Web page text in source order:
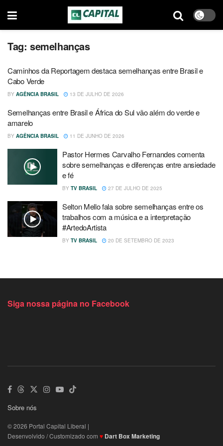
Tag: semelhanças
Caminhos da Reportagem destaca semelhanças entre Brasil e
Cabo Verde
BY AGÊNCIA BRASIL 13 DE JULHO DE 2026
Semelhanças entre Brasil e África do Sul vão além do verde e
amarelo
BY AGÊNCIA BRASIL 11 DE JUNHO DE 2026
Pastor Hermes Carvalho Fernandes comenta
sobre semelhanças e diferenças entre ansiedade
e fé
BY TV BRASIL 27 DE JULHO DE 2025
Selton Mello fala sobre semelhanças entre os
trabalhos com a música e a interpretação
#ArtedoArtista
BY TV BRASIL 20 DE SETEMBRO DE 2023
Siga nossa página no Facebook
Sobre nós
© 2026 Portal Capital Liberal |
Desenvolvido / Customizado com ♥ Dart Box Marketing